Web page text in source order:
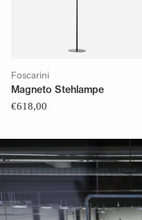
Foscarini
Magneto Stehlampe
€618,00